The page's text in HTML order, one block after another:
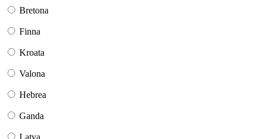
Bretona
Finna
Kroata
Valona
Hebrea
Ganda